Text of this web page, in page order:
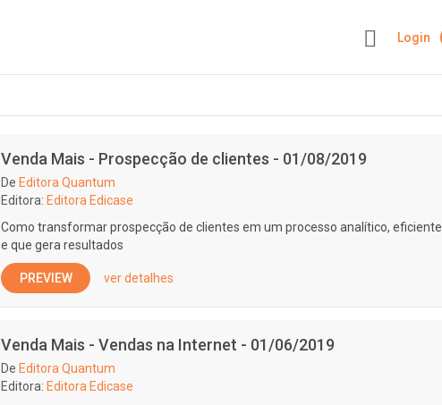
Login
Venda Mais - Prospecção de clientes - 01/08/2019
De Editora Quantum
Editora: Editora Edicase
Como transformar prospecção de clientes em um processo analítico, eficiente
e que gera resultados
PREVIEW ver detalhes
Venda Mais - Vendas na Internet - 01/06/2019
De Editora Quantum
Editora: Editora Edicase